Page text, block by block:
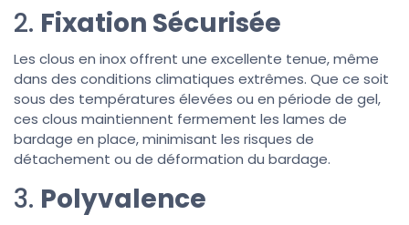
2. Fixation Sécurisée
Les clous en inox offrent une excellente tenue, même
dans des conditions climatiques extrêmes. Que ce soit
sous des températures élevées ou en période de gel,
ces clous maintiennent fermement les lames de
bardage en place, minimisant les risques de
détachement ou de déformation du bardage.
3. Polyvalence